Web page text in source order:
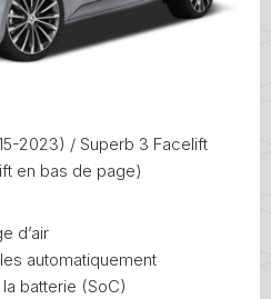
2023) / Superb 3 Facelift
en bas de page)
d’air
automatiquement
batterie (SoC)